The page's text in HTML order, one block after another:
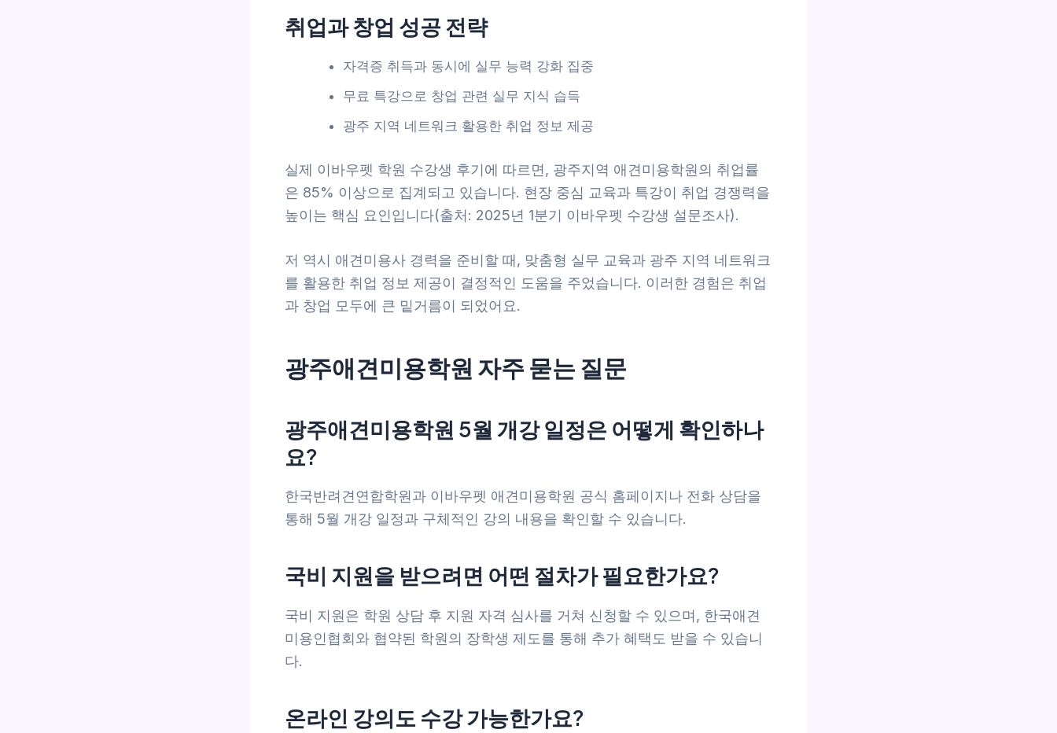
취업과 창업 성공 전략
자격증 취득과 동시에 실무 능력 강화 집중
무료 특강으로 창업 관련 실무 지식 습득
광주 지역 네트워크 활용한 취업 정보 제공
실제 이바우펫 학원 수강생 후기에 따르면, 광주지역 애견미용학원의 취업률
은 85% 이상으로 집계되고 있습니다. 현장 중심 교육과 특강이 취업 경쟁력을
높이는 핵심 요인입니다(출처: 2025년 1분기 이바우펫 수강생 설문조사).
저 역시 애견미용사 경력을 준비할 때, 맞춤형 실무 교육과 광주 지역 네트워크
를 활용한 취업 정보 제공이 결정적인 도움을 주었습니다. 이러한 경험은 취업
과 창업 모두에 큰 밑거름이 되었어요.
광주애견미용학원 자주 묻는 질문
광주애견미용학원 5월 개강 일정은 어떻게 확인하나
요?
한국반려견연합학원과 이바우펫 애견미용학원 공식 홈페이지나 전화 상담을
통해 5월 개강 일정과 구체적인 강의 내용을 확인할 수 있습니다.
국비 지원을 받으려면 어떤 절차가 필요한가요?
국비 지원은 학원 상담 후 지원 자격 심사를 거쳐 신청할 수 있으며, 한국애견
미용인협회와 협약된 학원의 장학생 제도를 통해 추가 혜택도 받을 수 있습니
다.
온라인 강의도 수강 가능한가요?